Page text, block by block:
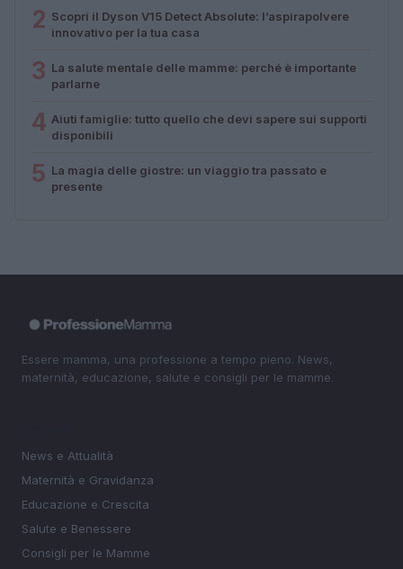
2 Scopri il Dyson V15 Detect Absolute: l’aspirapolvere
innovativo per la tua casa
3 La salute mentale delle mamme: perché è importante
parlarne
4 Aiuti famiglie: tutto quello che devi sapere sui supporti
disponibili
5 La magia delle giostre: un viaggio tra passato e
presente
Essere mamma, una professione a tempo pieno. News,
maternità, educazione, salute e consigli per le mamme.
News e Attualità
Maternità e Gravidanza
Educazione e Crescita
Salute e Benessere
Consigli per le Mamme